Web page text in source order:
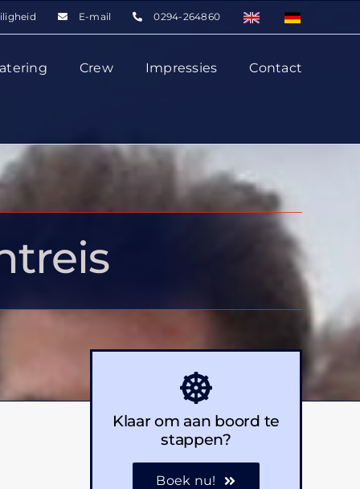
E-mail 0294-264860
Crew Impressies Contact
Klaar om aan boord te
stappen?
Boek nu!